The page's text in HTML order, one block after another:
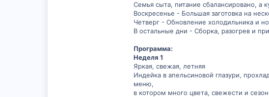
Семья сыта, питание сбалансировано, а
Воскресенье - Большая заготовка на
Четверг - Обновление холодильника и
В остальные дни - Сборка, разогрев и
Программа:
Неделя 1
Яркая, свежая, летняя
Индейка в апельсиновой глазури,
меню,
в котором много цвета, свежести и